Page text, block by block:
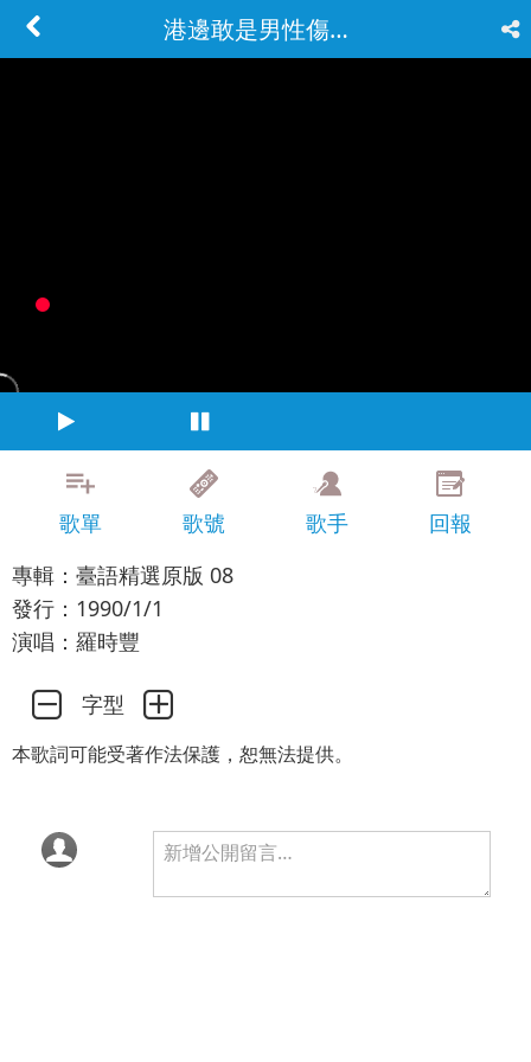
港邊敢是男性傷心的所在
歌單 歌號 歌手
回報
專輯：臺語精選原版 08
發行：1990/1/1
演唱：羅時豐
字型
本歌詞可能受著作法保護，恕無法提供。